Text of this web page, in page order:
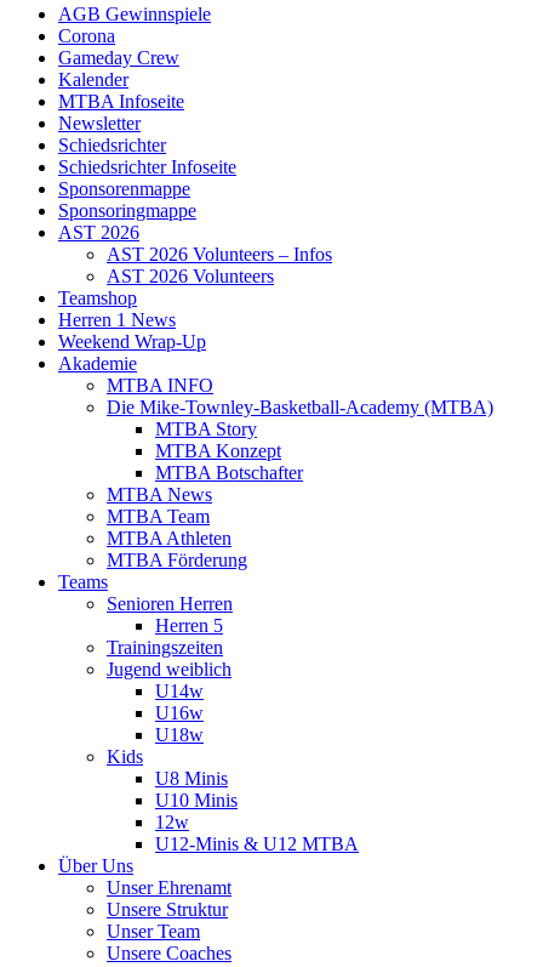
AGB Gewinnspiele
Corona
Gameday Crew
Kalender
MTBA Infoseite
Newsletter
Schiedsrichter
Schiedsrichter Infoseite
Sponsorenmappe
Sponsoringmappe
AST 2026
AST 2026 Volunteers – Infos
AST 2026 Volunteers
Teamshop
Herren 1 News
Weekend Wrap-Up
Akademie
MTBA INFO
Die Mike-Townley-Basketball-Academy (MTBA)
MTBA Story
MTBA Konzept
MTBA Botschafter
MTBA News
MTBA Team
MTBA Athleten
MTBA Förderung
Teams
Senioren Herren
Herren 5
Trainingszeiten
Jugend weiblich
U14w
U16w
U18w
Kids
U8 Minis
U10 Minis
12w
U12-Minis & U12 MTBA
Über Uns
Unser Ehrenamt
Unsere Struktur
Unser Team
Unsere Coaches